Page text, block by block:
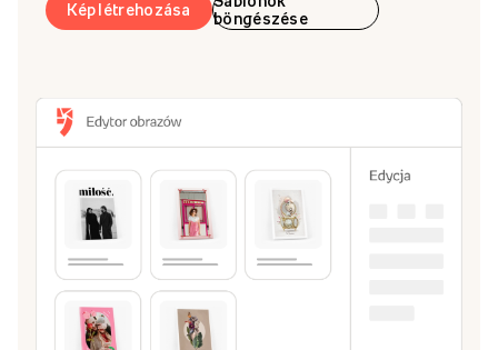
Kép létrehozása
böngészése